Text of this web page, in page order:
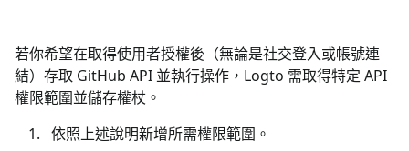
若你希望在取得使用者授權後（無論是社交登入或帳號連
結）存取 GitHub API 並執行操作，Logto 需取得特定 API
權限範圍並儲存權杖。
依照上述說明新增所需權限範圍。